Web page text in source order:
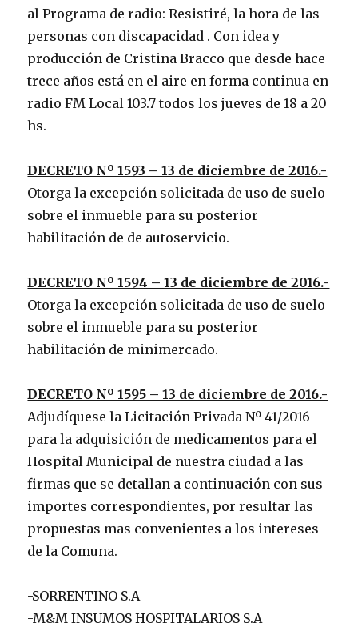
al Programa de radio: Resistiré, la hora de las
personas con discapacidad . Con idea y
producción de Cristina Bracco que desde hace
trece años está en el aire en forma continua en
radio FM Local 103.7 todos los jueves de 18 a 20
hs.
DECRETO Nº 1593 – 13 de diciembre de 2016.-
Otorga la excepción solicitada de uso de suelo
sobre el inmueble para su posterior
habilitación de de autoservicio.
DECRETO Nº 1594 – 13 de diciembre de 2016.-
Otorga la excepción solicitada de uso de suelo
sobre el inmueble para su posterior
habilitación de minimercado.
DECRETO Nº 1595 – 13 de diciembre de 2016.-
Adjudíquese la Licitación Privada Nº 41/2016
para la adquisición de medicamentos para el
Hospital Municipal de nuestra ciudad a las
firmas que se detallan a continuación con sus
importes correspondientes, por resultar las
propuestas mas convenientes a los intereses
de la Comuna.
-SORRENTINO S.A
-M&M INSUMOS HOSPITALARIOS S.A